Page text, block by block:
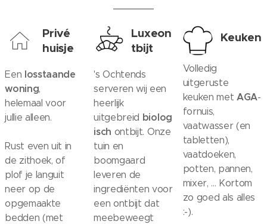
Privé
huisje
Een losstaande
woning,
helemaal voor
jullie alleen.
Rust even uit in
de zithoek, of
plof je languit
neer op de
opgemaakte
bedden (met
Luxeon
tbijt
's Ochtends
serveren wij een
heerlijk
uitgebreid biolog
isch ontbijt. Onze
tuin en
boomgaard
leveren de
ingrediënten voor
een ontbijt dat
meebeweegt
Keuken
Volledig
uitgeruste
keuken met AGA-
fornuis,
vaatwasser (en
tabletten),
vaatdoeken,
potten, pannen,
mixer, ... Kortom
zo goed als alles
:-).